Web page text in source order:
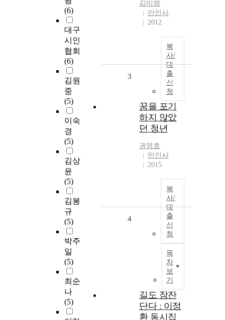
(6)
대구
시인
협회
(6)
김원
중
(5)
이숙
경
(5)
김상
윤
(5)
김봉
규
(5)
박주
일
(5)
최순
나
(5)
김미영
만인사
2012
복
사/
대
출
신
청
3
꿈을 포기
하지 않았
던 청년
권영호
만인사
2015
복
사/
대
출
신
청
목
차
보
기
4
길도 잠잔
단다 : 이정
환 동시집